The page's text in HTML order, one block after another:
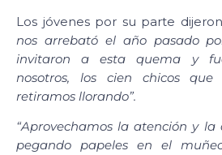
Los jóvenes por su parte
nos arrebató el año pasado
invitaron a esta quema y
nosotros, los cien chicos
retiramos llorando”.
“Aprovechamos la atención y
pegando papeles en el